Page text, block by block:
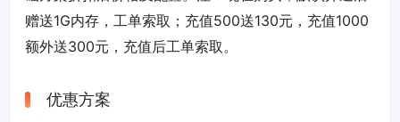
赠送1G内存，工单索取；充值500送130元，充值1000
额外送300元，充值后工单索取。
优惠方案